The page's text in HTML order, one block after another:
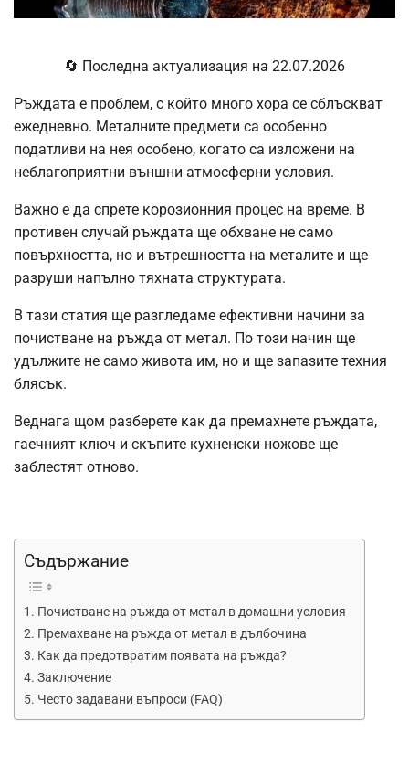
🔄 Последна актуализация на 22.07.2026
Ръждата е проблем, с който много хора се сблъскват
ежедневно. Металните предмети са особенно
податливи на нея особено, когато са изложени на
неблагоприятни външни атмосферни условия.
Важно е да спрете корозионния процес на време. В
противен случай ръждата ще обхване не само
повърхността, но и вътрешността на металите и ще
разруши напълно тяхната структурата.
В тази статия ще разгледаме ефективни начини за
почистване на ръжда от метал. По този начин ще
удължите не само живота им, но и ще запазите техния
блясък.
Веднага щом разберете как да премахнете ръждата,
гаечният ключ и скъпите кухненски ножове ще
заблестят отново.
Съдържание
Почистване на ръжда от метал в домашни условия
Премахване на ръжда от метал в дълбочина
Как да предотвратим появата на ръжда?
Заключение
Често задавани въпроси (FAQ)